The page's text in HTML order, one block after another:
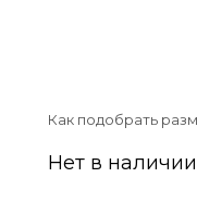
Как подобрать
Нет в наличии